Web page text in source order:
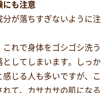
にも注意
が落ちすぎないように注
れで身体をゴシゴシ洗う
としてしまいます。しっか
じる人も多いですが、こ
て、カサカサの肌になる